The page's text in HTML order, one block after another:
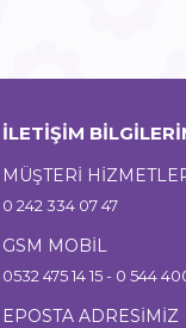
İLETİŞİM
MÜŞTERİ
0 242 334 07 47
GSM MOBİL
0532 475 14 15 - 0 544
EPOSTA ADRESİMİZ